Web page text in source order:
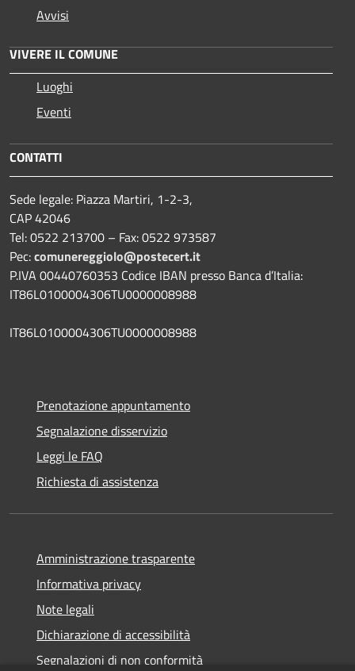
Avvisi
VIVERE IL COMUNE
Luoghi
Eventi
CONTATTI
Sede legale: Piazza Martiri, 1-2-3,
CAP 42046
Tel: 0522 213700 – Fax: 0522 973587
Pec:comunereggiolo@postecert.it
P.IVA 00440760353 Codice IBAN presso Banca d’Italia:
IT86L0100004306TU0000008988
IT86L0100004306TU0000008988
Prenotazione appuntamento
Segnalazione disservizio
Leggi le FAQ
Richiesta di assistenza
Amministrazione trasparente
Informativa privacy
Note legali
Dichiarazione di accessibilità
Segnalazioni di non conformità